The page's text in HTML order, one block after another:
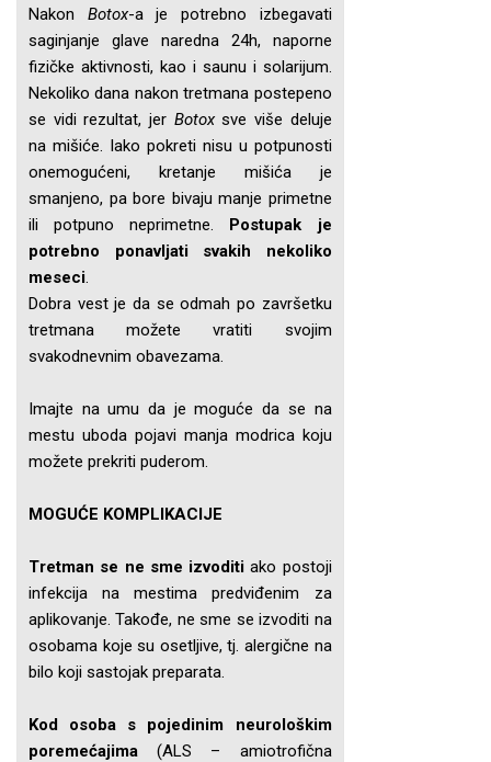
Nakon Botox-a je potrebno izbegavati
saginjanje glave naredna 24h, naporne
fizičke aktivnosti, kao i saunu i solarijum.
Nekoliko dana nakon tretmana postepeno
se vidi rezultat, jer Botoxsve više deluje
na mišiće. Iako pokreti nisu u potpunosti
onemogućeni, kretanje mišića je
smanjeno, pa bore bivaju manje primetne
ili potpuno neprimetne. Postupak je
potrebno ponavljati svakih nekoliko
meseci.
Dobra vest je da se odmah po završetku
tretmana možete vratiti svojim
svakodnevnim obavezama.
Imajte na umu da je moguće da se na
mestu uboda pojavi manja modrica koju
možete prekriti puderom.
MOGUĆE KOMPLIKACIJE
Tretman se ne sme izvoditi ako postoji
infekcija na mestima predviđenim za
aplikovanje. Takođe, ne sme se izvoditi na
osobama koje su osetljive, tj. alergične na
bilo koji sastojak preparata.
Kod osoba s pojedinim neurološkim
poremećajima (ALS – amiotrofična